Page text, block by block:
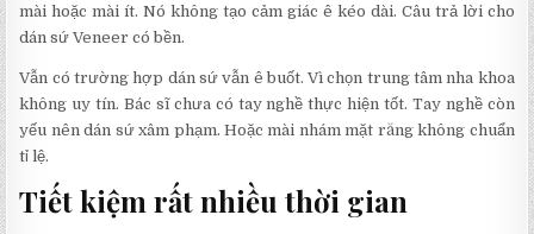
mài hoặc mài ít. Nó không tạo cảm giác ê kéo dài. Câu trả lời cho
dán sứ Veneer có bền.
Vẫn có trường hợp dán sứ vẫn ê buốt. Vì chọn trung tâm nha khoa
không uy tín. Bác sĩ chưa có tay nghề thực hiện tốt. Tay nghề còn
yếu nên dán sứ xâm phạm. Hoặc mài nhám mặt răng không chuẩn
tỉ lệ.
Tiết kiệm rất nhiều thời gian